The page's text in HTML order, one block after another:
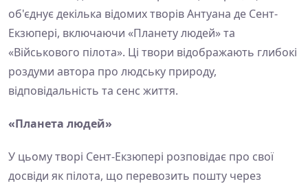
об'єднує декілька відомих творів Антуана де Сент-
Екзюпері, включаючи «Планету людей» та
«Військового пілота». Ці твори відображають глибокі
роздуми автора про людську природу,
відповідальність та сенс життя.
«Планета людей»
У цьому творі Сент-Екзюпері розповідає про свої
досвіди як пілота, що перевозить пошту через